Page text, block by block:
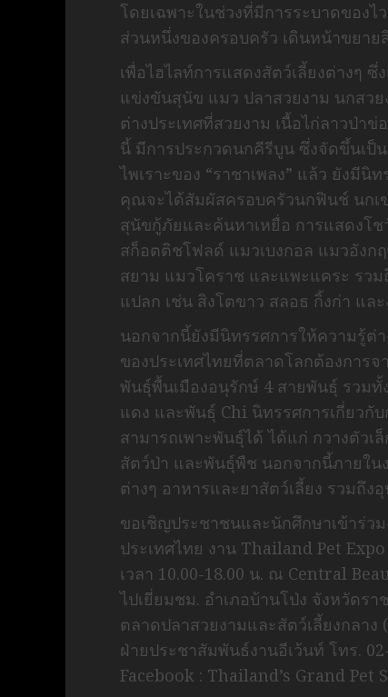
โดยเฉพาะในช่วงที่มีการระบาดของไ
ส่วนหนึ่งของครอบครัว เดินหน้าขยาย
เพื่อไฮไลท์การแสดงสัตว์เลี้ยงต่างๆ
แข่งขันสุนัข แมว ปลาสวยงาม นกสว
ต่างประเทศที่สวยงาม เนื้อไก่ลาวป่า
นี้ มีการประกวดนกคีรีบูน ซึ่งจัดขึ้นเป็
ไพเราะของ “ราชาเพลง” แล้ว ยังมี
คุณจะได้สัมผัสครอบครัวนกฟินช์ นกเ
สุนัขกู้ภัยและค้นหาเหยื่อ การแสดงโ
สก็อตติชโฟลด์ แมวเบงกอล แมวอัง
สยาม แมวโคราช และแพะแคระ รวม
แปลก เช่น สิงโตขาว สลอธ กิ้งก่า และ
นอกจากนี้ยังมีนิทรรศการให้ความรู้ต่
ของประเทศไทยที่ตลาดโลกต้องการ
พันธุ์พื้นเมืองอนุรักษ์ 4 สายพันธุ์ รวมทั้
แดง และพันธุ์ Chi นิทรรศการเกี่ยวกั
สามารถเพาะพันธุ์ได้ ได้แก่ กวางตัว
สัตว์ป่า และพันธุ์พืช นอกจากนี้ภายใ
ต่างๆ อาหารและยาสัตว์เลี้ยง รวมถึง
ขอเชิญประชาชนและนักศึกษาเข้าร่ว
ประเทศไทย งาน Thailand Pet
เวลา 10.00-18.00 น. ณ Central
ไปเยี่ยมชม. อำเภอบ้านโป่ง จังหวัดร
ตลาดปลาสวยงามและสัตว์เลี้ยงกลา
ฝ่ายประชาสัมพันธ์งานอีเว้นท์ โทร.
Facebook : Thailand’s Grand Pet